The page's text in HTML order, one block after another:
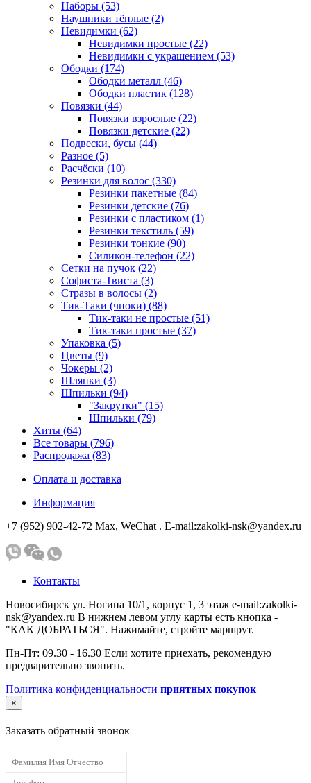
Наборы (53)
Наушники тёплые (2)
Невидимки (62)
Невидимки простые (22)
Невидимки с украшением (53)
Ободки (174)
Ободки металл (46)
Ободки пластик (128)
Повязки (44)
Повязки взрослые (22)
Повязки детские (22)
Подвески, бусы (44)
Разное (5)
Расчёски (10)
Резинки для волос (330)
Резинки пакетные (84)
Резинки детские (76)
Резинки с пластиком (1)
Резинки текстиль (59)
Резинки тонкие (90)
Силикон-телефон (22)
Сетки на пучок (22)
Софиста-Твиста (3)
Стразы в волосы (2)
Тик-Таки (чпоки) (88)
Тик-таки не простые (51)
Тик-таки простые (37)
Упаковка (5)
Цветы (9)
Чокеры (2)
Шляпки (3)
Шпильки (94)
"Закрутки" (15)
Шпильки (79)
Хиты (64)
Все товары (796)
Распродажа (83)
Оплата и доставка
Информация
+7 (952) 902-42-72 Мах, WeChat . E-mail:zakolki-nsk@yandex.ru
Контакты
Новосибирск ул. Ногина 10/1, корпус 1, 3 этаж e-mail:zakolki-
nsk@yandex.ru В нижнем левом углу карты есть кнопка -
"КАК ДОБРАТЬСЯ". Нажимайте, стройте маршрут.
Пн-Пт: 09.30 - 16.30 Если хотите приехать, рекомендую
предварительно звонить.
Политика конфиденциальности приятных покупок
×
Заказать обратный звонок